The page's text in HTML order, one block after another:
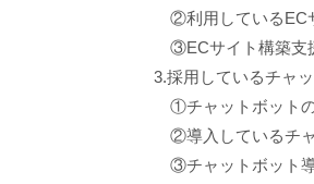
②利用しているEC
③ECサイト構築支
3.採用しているチャ
①チャットボット
②導入しているチ
③チャットボット導